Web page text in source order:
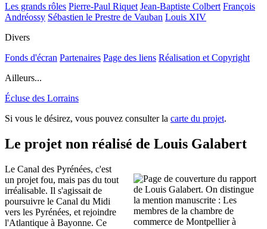
Les grands rôles Pierre-Paul Riquet Jean-Baptiste Colbert François
Andréossy Sébastien le Prestre de Vauban Louis XIV
Divers
Fonds d'écran Partenaires Page des liens Réalisation et Copyright
Ailleurs...
Écluse des Lorrains
Si vous le désirez, vous pouvez consulter la carte du projet.
Le projet non réalisé de Louis Galabert
Le Canal des Pyrénées, c'est
un projet fou, mais pas du tout
irréalisable. Il s'agissait de
poursuivre le Canal du Midi
vers les Pyrénées, et rejoindre
l'Atlantique à Bayonne. Ce